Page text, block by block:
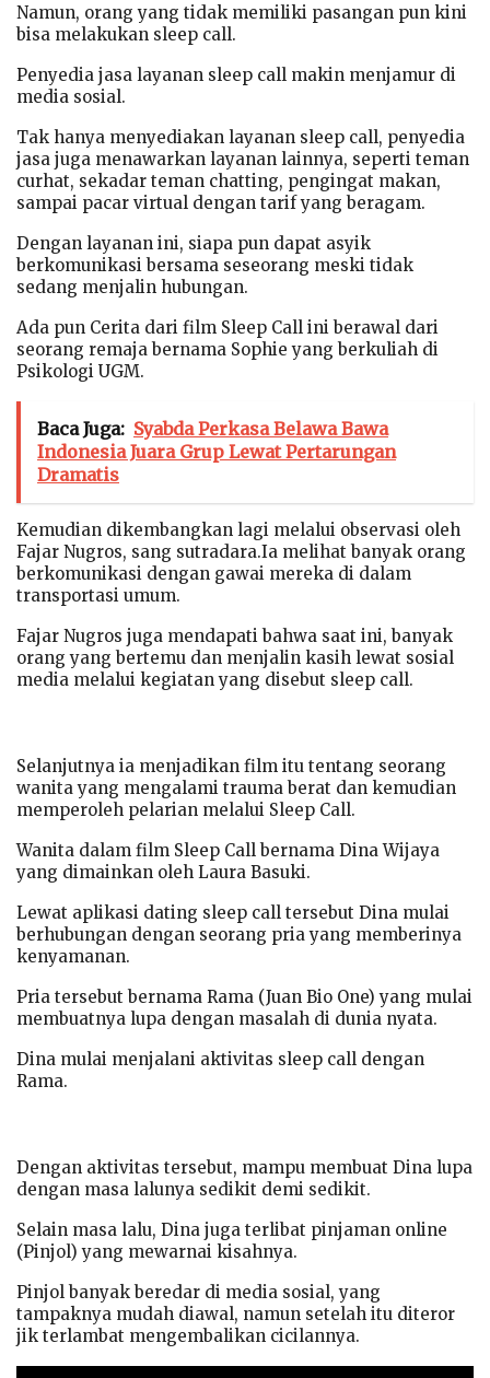
Namun, orang yang tidak memiliki pasangan pun kini
bisa melakukan sleep call.
Penyedia jasa layanan sleep call makin menjamur di
media sosial.
Tak hanya menyediakan layanan sleep call, penyedia
jasa juga menawarkan layanan lainnya, seperti teman
curhat, sekadar teman chatting, pengingat makan,
sampai pacar virtual dengan tarif yang beragam.
Dengan layanan ini, siapa pun dapat asyik
berkomunikasi bersama seseorang meski tidak
sedang menjalin hubungan.
Ada pun Cerita dari film Sleep Call ini berawal dari
seorang remaja bernama Sophie yang berkuliah di
Psikologi UGM.
Baca Juga: Syabda Perkasa Belawa Bawa
Indonesia Juara Grup Lewat Pertarungan
Dramatis
Kemudian dikembangkan lagi melalui observasi oleh
Fajar Nugros, sang sutradara.Ia melihat banyak orang
berkomunikasi dengan gawai mereka di dalam
transportasi umum.
Fajar Nugros juga mendapati bahwa saat ini, banyak
orang yang bertemu dan menjalin kasih lewat sosial
media melalui kegiatan yang disebut sleep call.
Selanjutnya ia menjadikan film itu tentang seorang
wanita yang mengalami trauma berat dan kemudian
memperoleh pelarian melalui Sleep Call.
Wanita dalam film Sleep Call bernama Dina Wijaya
yang dimainkan oleh Laura Basuki.
Lewat aplikasi dating sleep call tersebut Dina mulai
berhubungan dengan seorang pria yang memberinya
kenyamanan.
Pria tersebut bernama Rama (Juan Bio One) yang mulai
membuatnya lupa dengan masalah di dunia nyata.
Dina mulai menjalani aktivitas sleep call dengan
Rama.
Dengan aktivitas tersebut, mampu membuat Dina lupa
dengan masa lalunya sedikit demi sedikit.
Selain masa lalu, Dina juga terlibat pinjaman online
(Pinjol) yang mewarnai kisahnya.
Pinjol banyak beredar di media sosial, yang
tampaknya mudah diawal, namun setelah itu diteror
jik terlambat mengembalikan cicilannya.